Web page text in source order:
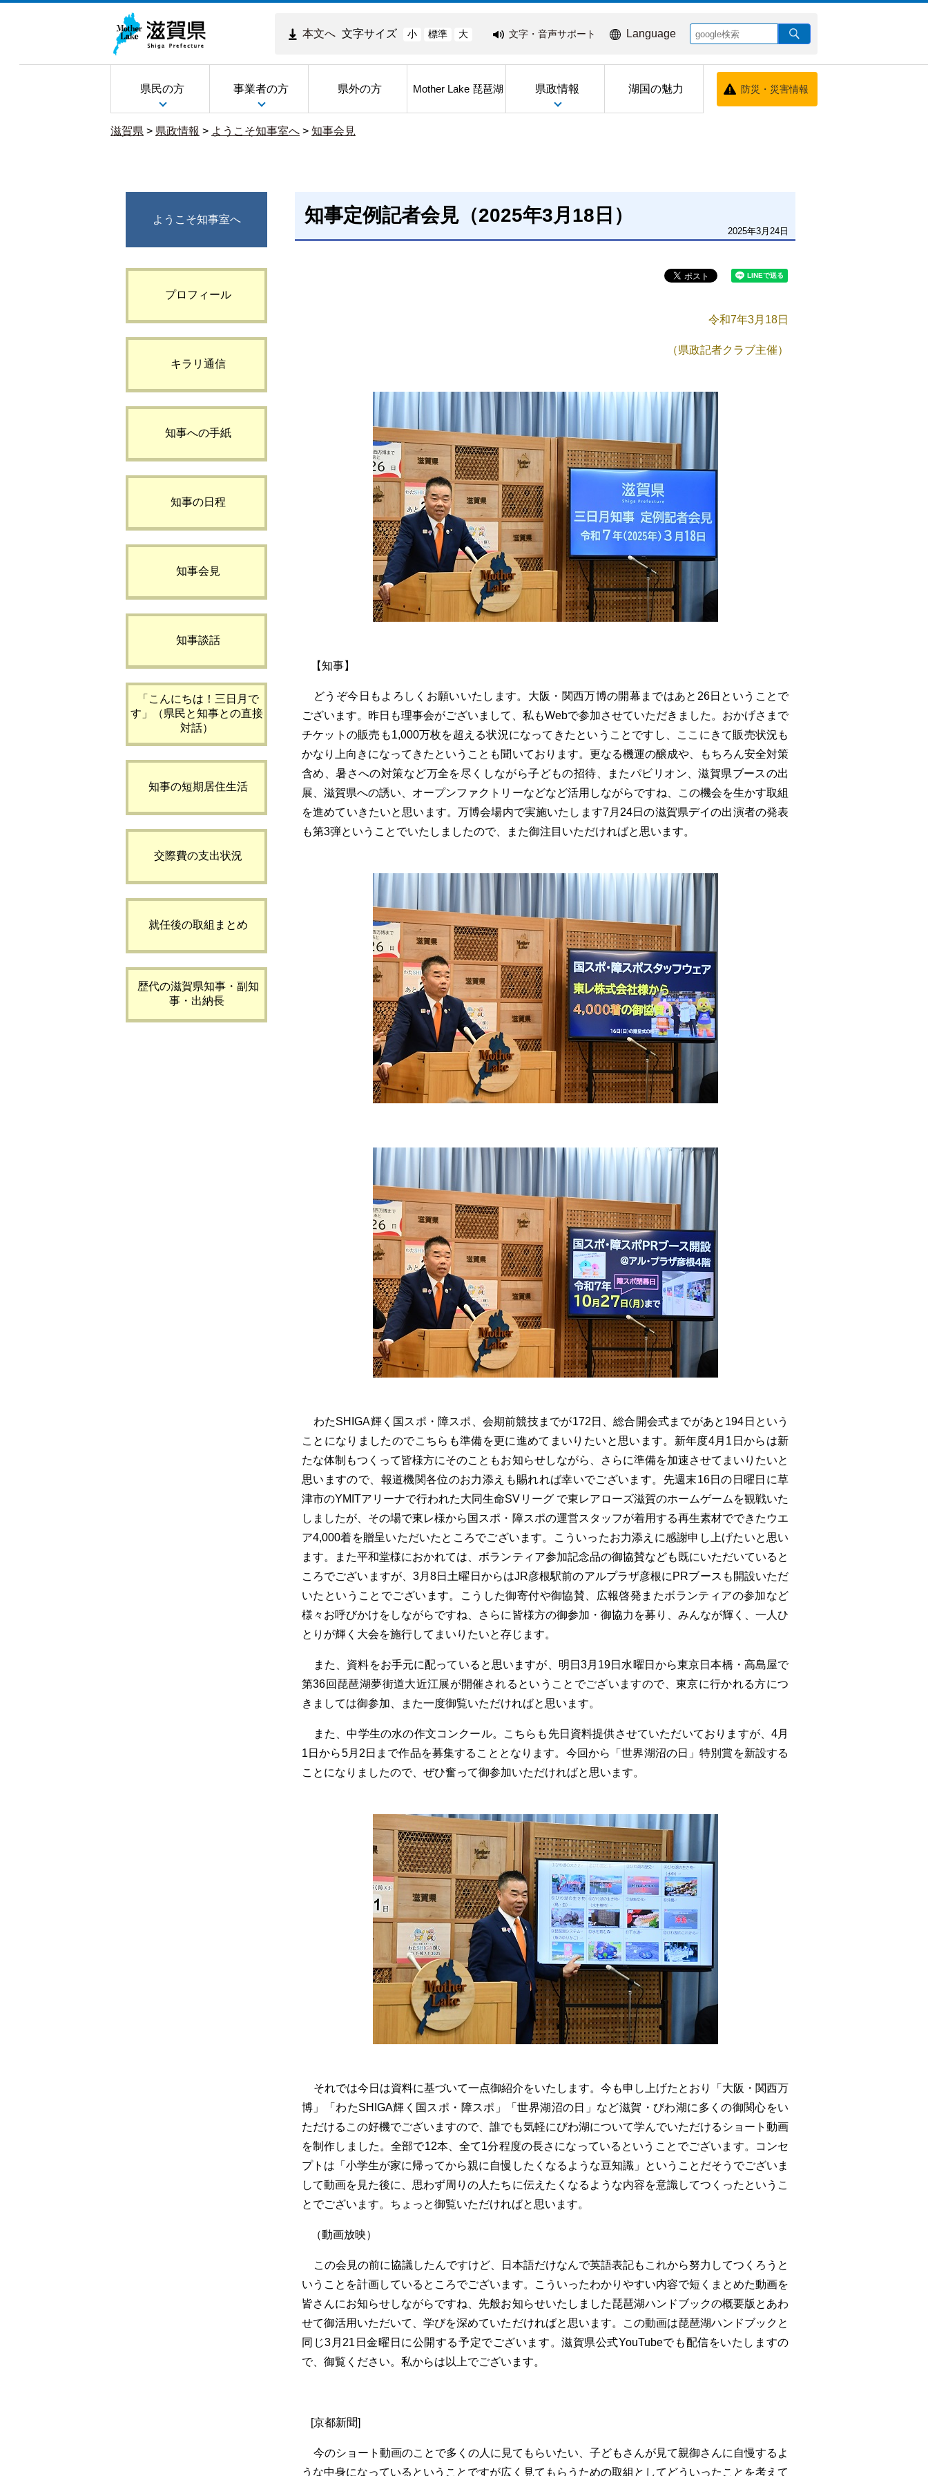
本文へ 文字サイズ 小 標準 大 文字・音声サポート Language
県民の方 事業者の方 県外の方 Mother Lake 琵琶湖 県政情報 湖国の魅力 防災・災害情報
滋賀県 > 県政情報 > ようこそ知事室へ > 知事会見
ようこそ知事室へ
プロフィール
キラリ通信
知事への手紙
知事の日程
知事会見
知事談話
「こんにちは！三日月で
す」（県民と知事との直接
対話）
知事の短期居住生活
交際費の支出状況
就任後の取組まとめ
歴代の滋賀県知事・副知
事・出納長
知事定例記者会見（2025年3月18日）
2025年3月24日
令和7年3月18日
（県政記者クラブ主催）
【知事】
どうぞ今日もよろしくお願いいたします。大阪・関西万博の開幕まではあと26日ということで
ございます。昨日も理事会がございまして、私もWebで参加させていただきました。おかげさまで
チケットの販売も1,000万枚を超える状況になってきたということですし、ここにきて販売状況も
かなり上向きになってきたということも聞いております。更なる機運の醸成や、もちろん安全対策
含め、暑さへの対策など万全を尽くしながら子どもの招待、またパビリオン、滋賀県ブースの出
展、滋賀県への誘い、オープンファクトリーなどなど活用しながらですね、この機会を生かす取組
を進めていきたいと思います。万博会場内で実施いたします7月24日の滋賀県デイの出演者の発表
も第3弾ということでいたしましたので、また御注目いただければと思います。
わたSHIGA輝く国スポ・障スポ、会期前競技までが172日、総合開会式までがあと194日という
ことになりましたのでこちらも準備を更に進めてまいりたいと思います。新年度4月1日からは新
たな体制もつくって皆様方にそのこともお知らせしながら、さらに準備を加速させてまいりたいと
思いますので、報道機関各位のお力添えも賜れれば幸いでございます。先週末16日の日曜日に草
津市のYMITアリーナで行われた大同生命SVリーグ で東レアローズ滋賀のホームゲームを観戦いた
しましたが、その場で東レ様から国スポ・障スポの運営スタッフが着用する再生素材でできたウエ
ア4,000着を贈呈いただいたところでございます。こういったお力添えに感謝申し上げたいと思い
ます。また平和堂様におかれては、ボランティア参加記念品の御協賛なども既にいただいていると
ころでございますが、3月8日土曜日からはJR彦根駅前のアルプラザ彦根にPRブースも開設いただ
いたということでございます。こうした御寄付や御協賛、広報啓発またボランティアの参加など
様々お呼びかけをしながらですね、さらに皆様方の御参加・御協力を募り、みんなが輝く、一人ひ
とりが輝く大会を施行してまいりたいと存じます。
また、資料をお手元に配っていると思いますが、明日3月19日水曜日から東京日本橋・高島屋で
第36回琵琶湖夢街道大近江展が開催されるということでございますので、東京に行かれる方につ
きましては御参加、また一度御覧いただければと思います。
また、中学生の水の作文コンクール。こちらも先日資料提供させていただいておりますが、4月
1日から5月2日まで作品を募集することとなります。今回から「世界湖沼の日」特別賞を新設する
ことになりましたので、ぜひ奮って御参加いただければと思います。
それでは今日は資料に基づいて一点御紹介をいたします。今も申し上げたとおり「大阪・関西万
博」「わたSHIGA輝く国スポ・障スポ」「世界湖沼の日」など滋賀・びわ湖に多くの御関心をい
ただけるこの好機でございますので、誰でも気軽にびわ湖について学んでいただけるショート動画
を制作しました。全部で12本、全て1分程度の長さになっているということでございます。コンセ
プトは「小学生が家に帰ってから親に自慢したくなるような豆知識」ということだそうでございま
して動画を見た後に、思わず周りの人たちに伝えたくなるような内容を意識してつくったというこ
とでございます。ちょっと御覧いただければと思います。
（動画放映）
この会見の前に協議したんですけど、日本語だけなんで英語表記もこれから努力してつくろうと
いうことを計画しているところでございます。こういったわかりやすい内容で短くまとめた動画を
皆さんにお知らせしながらですね、先般お知らせいたしました琵琶湖ハンドブックの概要版とあわ
せて御活用いただいて、学びを深めていただければと思います。この動画は琵琶湖ハンドブックと
同じ3月21日金曜日に公開する予定でございます。滋賀県公式YouTubeでも配信をいたしますの
で、御覧ください。私からは以上でございます。
[京都新聞]
今のショート動画のことで多くの人に見てもらいたい、子どもさんが見て親御さんに自慢するよ
うな中身になっているということですが広く見てもらうための取組としてどういったことを考えて